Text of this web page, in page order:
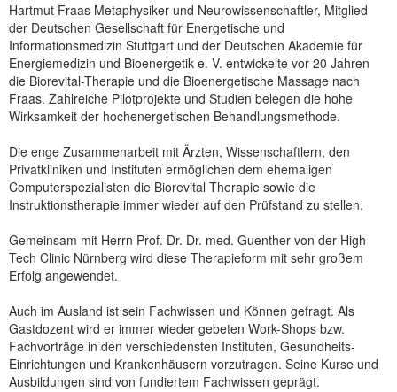
Hartmut Fraas Metaphysiker und Neurowissenschaftler, Mitglied
der Deutschen Gesellschaft für Energetische und
Informationsmedizin Stuttgart und der Deutschen Akademie für
Energiemedizin und Bioenergetik e. V. entwickelte vor 20 Jahren
die Biorevital-Therapie und die Bioenergetische Massage nach
Fraas. Zahlreiche Pilotprojekte und Studien belegen die hohe
Wirksamkeit der hochenergetischen Behandlungsmethode.
Die enge Zusammenarbeit mit Ärzten, Wissenschaftlern, den
Privatkliniken und Instituten ermöglichen dem ehemaligen
Computerspezialisten die Biorevital Therapie sowie die
Instruktionstherapie immer wieder auf den Prüfstand zu stellen.
Gemeinsam mit Herrn Prof. Dr. Dr. med. Guenther von der High
Tech Clinic Nürnberg wird diese Therapieform mit sehr großem
Erfolg angewendet.
Auch im Ausland ist sein Fachwissen und Können gefragt. Als
Gastdozent wird er immer wieder gebeten Work-Shops bzw.
Fachvorträge in den verschiedensten Instituten, Gesundheits-
Einrichtungen und Krankenhäusern vorzutragen. Seine Kurse und
Ausbildungen sind von fundiertem Fachwissen geprägt.